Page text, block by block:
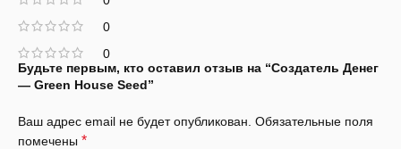
0
0
Будьте первым, кто оставил отзыв на “Создатель Денег
— Green House Seed”
Ваш адрес email не будет опубликован. Обязательные поля
помечены *